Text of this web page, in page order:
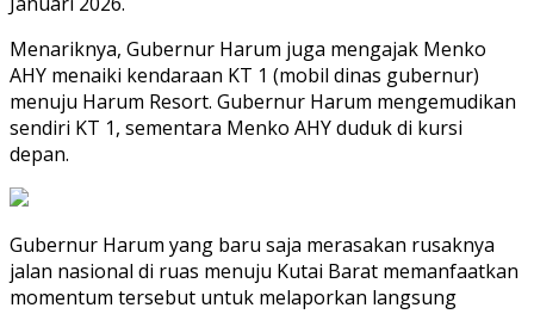
Menariknya, Gubernur Harum juga mengajak Menko
AHY menaiki kendaraan KT 1 (mobil dinas gubernur)
menuju Harum Resort. Gubernur Harum mengemudikan
sendiri KT 1, sementara Menko AHY duduk di kursi
depan.
Gubernur Harum yang baru saja merasakan rusaknya
jalan nasional di ruas menuju Kutai Barat memanfaatkan
momentum tersebut untuk melaporkan langsung